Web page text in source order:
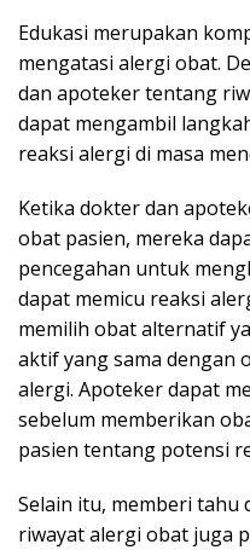
Edukasi merupakan
mengatasi alergi obat.
dan apoteker tentang
dapat mengambil
reaksi alergi di masa
Ketika dokter dan
obat pasien, mereka
pencegahan untuk
dapat memicu reaksi
memilih obat alternatif
aktif yang sama dengan
alergi. Apoteker dapat
sebelum memberikan
pasien tentang potensi
Selain itu, memberi
riwayat alergi obat juga